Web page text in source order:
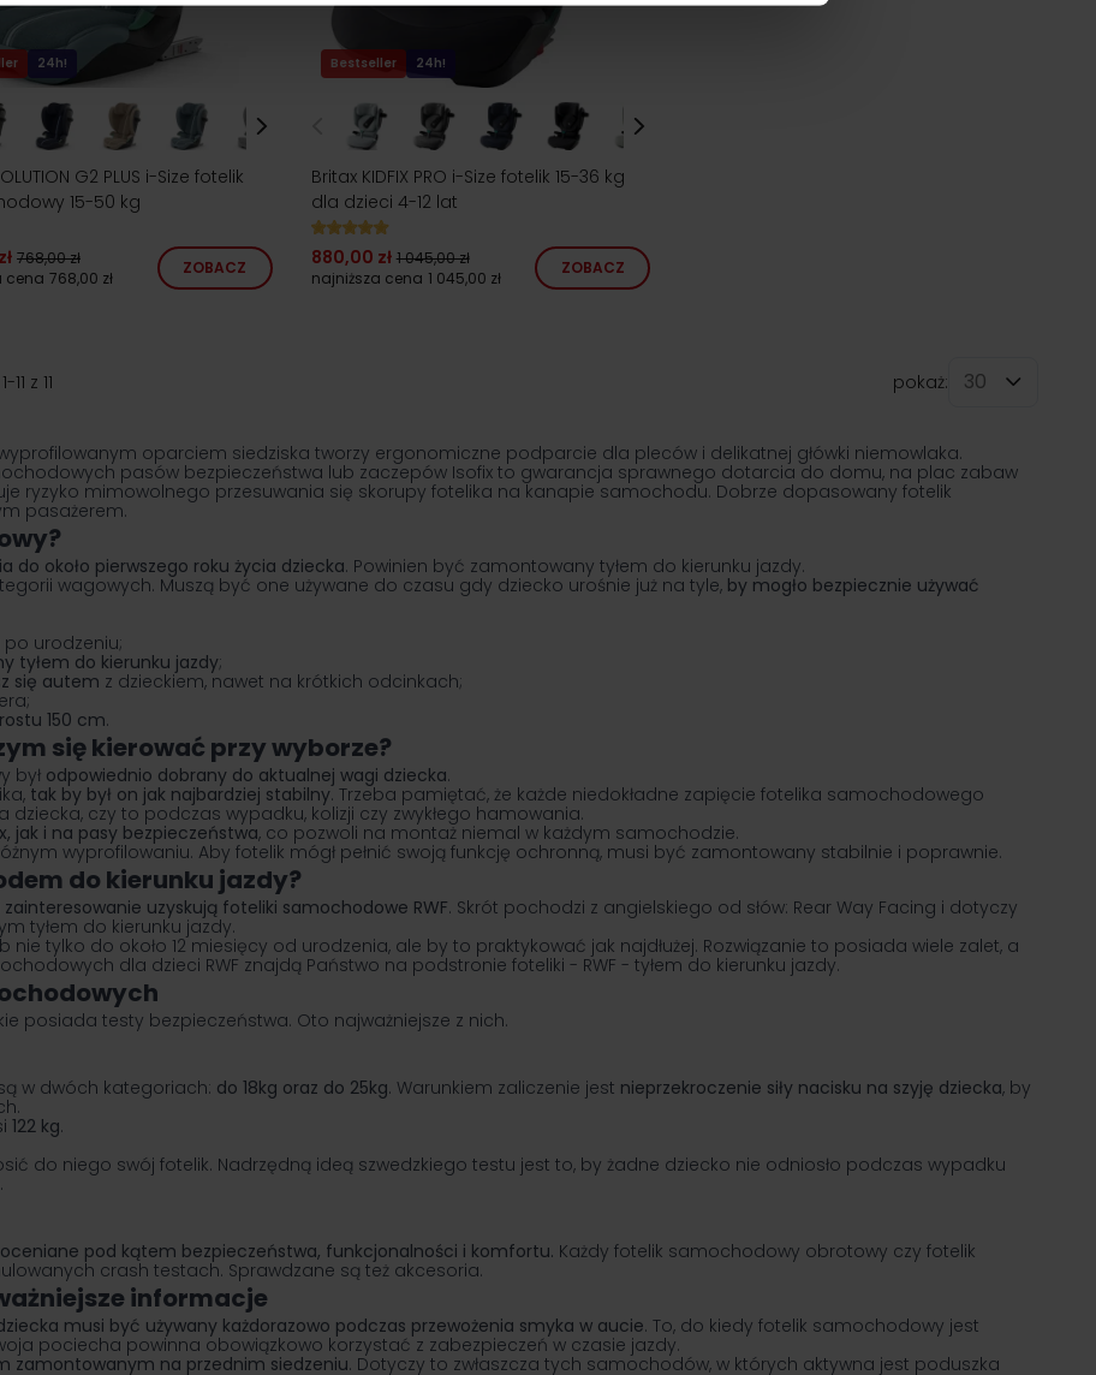
24h!
G2 PLUS i-Size fotelik
15-50 kg
768,00 zł
cena 768,00 zł
ZOBACZ
Bestseller 24h!
Britax KIDFIX PRO i-Size fotelik 15-36 kg
dla dzieci 4-12 lat
880,00 zł 1 045,00 zł
najniższa cena 1 045,00 zł
ZOBACZ
1-11 z 11
pokaż:
oparciem siedziska tworzy ergonomiczne podparcie dla pleców i delikatnej główki niemowlaka.
pasów bezpieczeństwa lub zaczepów Isofix to gwarancja sprawnego dotarcia do domu, na plac zabaw
ryzyko mimowolnego przesuwania się skorupy fotelika na kanapie samochodu. Dobrze dopasowany fotelik
pasażerem.
do około pierwszego roku życia dziecka. Powinien być zamontowany tyłem do kierunku jazdy.
wagowych. Muszą być one używane do czasu gdy dziecko urośnie już na tyle, by mogło bezpiecznie używać
urodzeniu;
tyłem do kierunku jazdy;
się autem z dzieckiem, nawet na krótkich odcinkach;
150 cm.
się kierować przy wyborze?
był odpowiednio dobrany do aktualnej wagi dziecka.
tak by był on jak najbardziej stabilny. Trzeba pamiętać, że każde niedokładne zapięcie fotelika samochodowego
czy to podczas wypadku, kolizji czy zwykłego hamowania.
jak i na pasy bezpieczeństwa, co pozwoli na montaż niemal w każdym samochodzie.
wyprofilowaniu. Aby fotelik mógł pełnić swoją funkcję ochronną, musi być zamontowany stabilnie i poprawnie.
do kierunku jazdy?
uzyskują foteliki samochodowe RWF. Skrót pochodzi z angielskiego od słów: Rear Way Facing i dotyczy
tyłem do kierunku jazdy.
tylko do około 12 miesięcy od urodzenia, ale by to praktykować jak najdłużej. Rozwiązanie to posiada wiele zalet, a
dla dzieci RWF znajdą Państwo na podstronie foteliki - RWF - tyłem do kierunku jazdy.
posiada testy bezpieczeństwa. Oto najważniejsze z nich.
w dwóch kategoriach: do 18kg oraz do 25kg. Warunkiem zaliczenie jest nieprzekroczenie siły nacisku na szyję dziecka, by
122 kg.
do niego swój fotelik. Nadrzędną ideą szwedzkiego testu jest to, by żadne dziecko nie odniosło podczas wypadku
pod kątem bezpieczeństwa, funkcjonalności i komfortu. Każdy fotelik samochodowy obrotowy czy fotelik
crash testach. Sprawdzane są też akcesoria.
informacje
musi być używany każdorazowo podczas przewożenia smyka w aucie. To, do kiedy fotelik samochodowy jest
pociecha powinna obowiązkowo korzystać z zabezpieczeń w czasie jazdy.
zamontowanym na przednim siedzeniu. Dotyczy to zwłaszcza tych samochodów, w których aktywna jest poduszka